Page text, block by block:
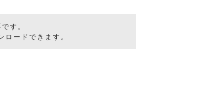
す。
ロードできます。